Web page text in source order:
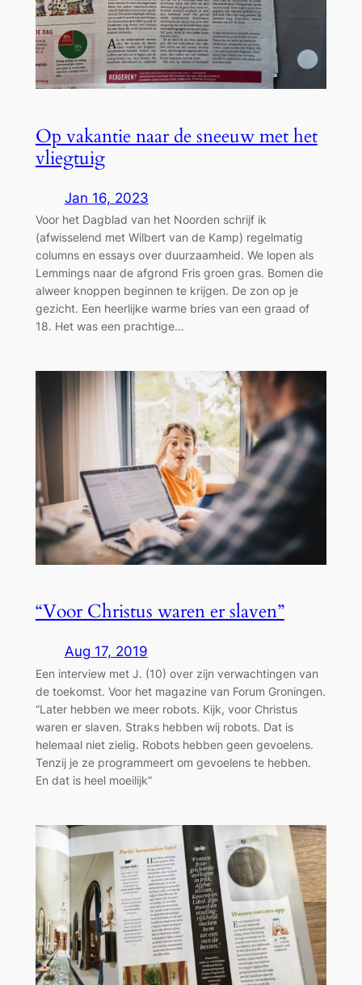
Op vakantie naar de sneeuw met het
vliegtuig
Jan 16, 2023
Voor het Dagblad van het Noorden schrijf ik
(afwisselend met Wilbert van de Kamp) regelmatig
columns en essays over duurzaamheid. We lopen als
Lemmings naar de afgrond Fris groen gras. Bomen die
alweer knoppen beginnen te krijgen. De zon op je
gezicht. Een heerlijke warme bries van een graad of
18. Het was een prachtige…
“Voor Christus waren er slaven”
Aug 17, 2019
Een interview met J. (10) over zijn verwachtingen van
de toekomst. Voor het magazine van Forum Groningen.
“Later hebben we meer robots. Kijk, voor Christus
waren er slaven. Straks hebben wij robots. Dat is
helemaal niet zielig. Robots hebben geen gevoelens.
Tenzij je ze programmeert om gevoelens te hebben.
En dat is heel moeilijk”